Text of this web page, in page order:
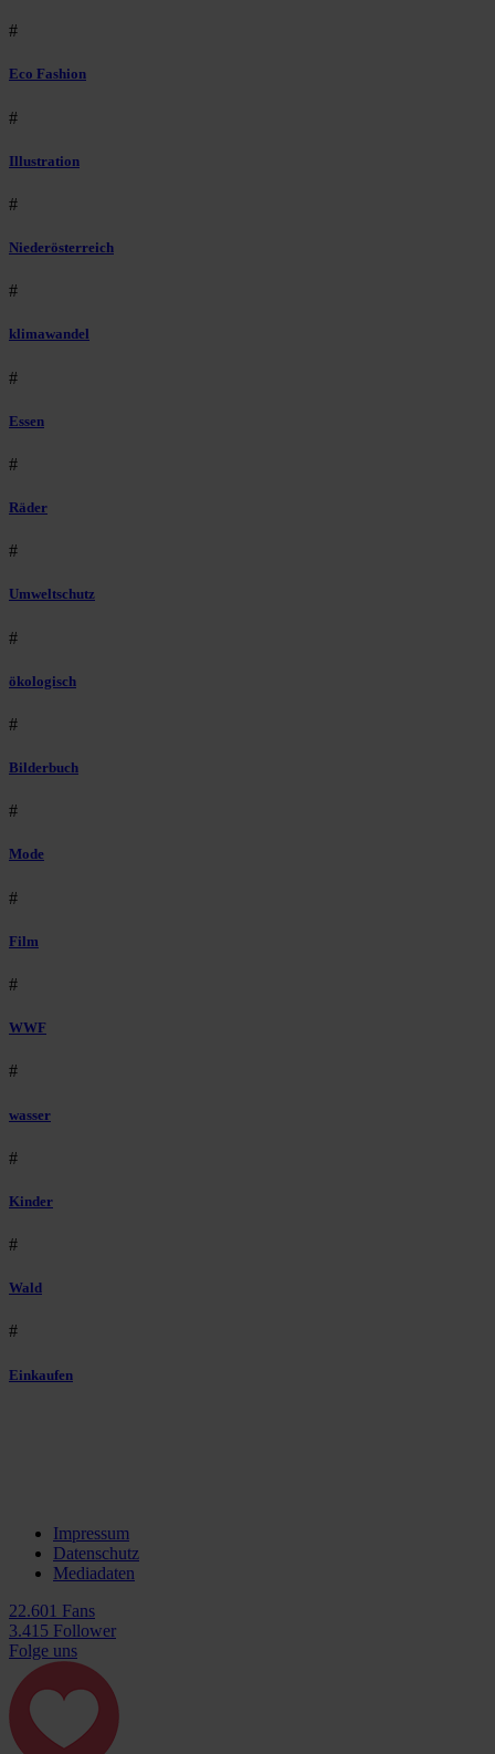
#
Eco Fashion
#
Illustration
#
Niederösterreich
#
klimawandel
#
Essen
#
Räder
#
Umweltschutz
#
ökologisch
#
Bilderbuch
#
Mode
#
Film
#
WWF
#
wasser
#
Kinder
#
Wald
#
Einkaufen
Impressum
Datenschutz
Mediadaten
22.601 Fans
3.415 Follower
Folge uns